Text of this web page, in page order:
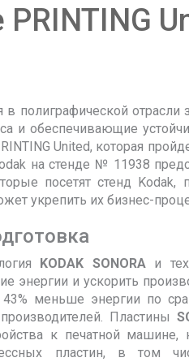
в полиграфической
и обеспечивающие
United, которая
на стенде № 11938
посетят стенд
укрепить их бизнес-
KODAK SONORAи
энергии и ускорить
43% меньше энергии по
Пластины
к печатной
пластин, в том